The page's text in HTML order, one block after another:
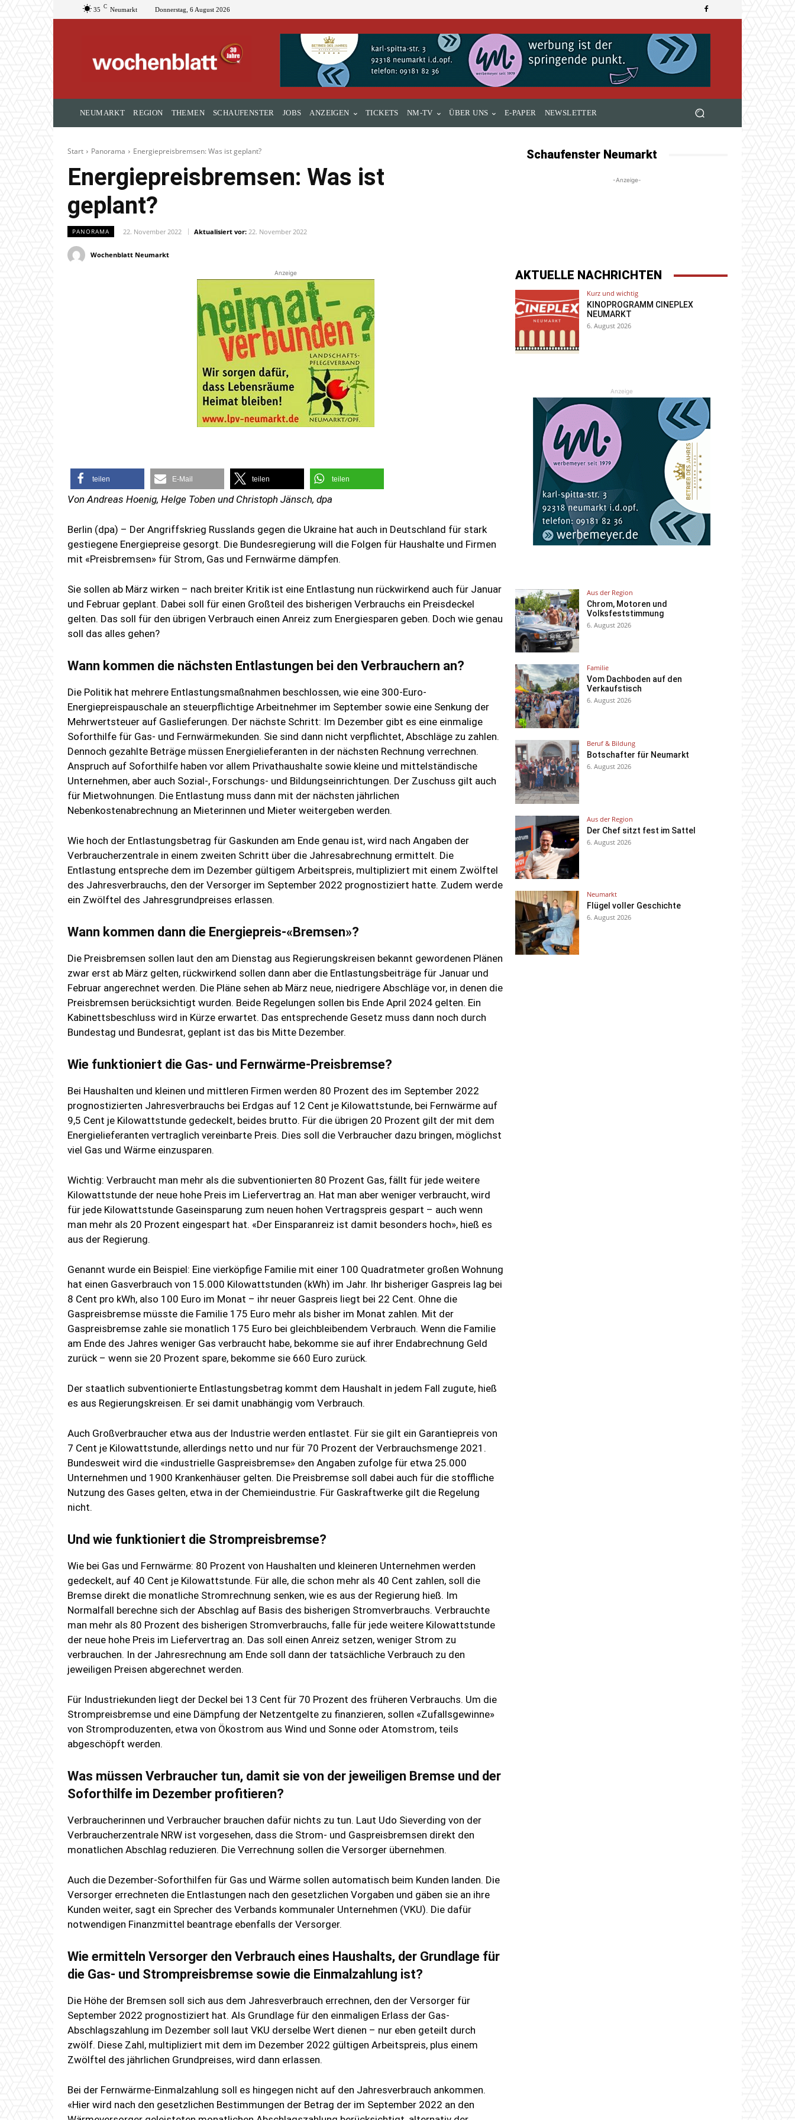
35 C Neumarkt Donnerstag, 6 August 2026
NEUMARKT REGION THEMEN SCHAUFENSTER JOBS ANZEIGEN TICKETS NM-TV ÜBER UNS E-PAPER NEWSLETTER
Start Panorama Energiepreisbremsen: Was ist geplant?
Energiepreisbremsen: Was ist
geplant?
PANORAMA 22. November 2022 Aktualisiert vor: 22. November 2022
Wochenblatt Neumarkt
Schaufenster Neumarkt
-Anzeige-
Anzeige
teilen E-Mail teilen teilen
Von Andreas Hoenig, Helge Toben und Christoph Jänsch, dpa
Berlin (dpa) – Der Angriffskrieg Russlands gegen die Ukraine hat auch in Deutschland für stark
gestiegene Energiepreise gesorgt. Die Bundesregierung will die Folgen für Haushalte und Firmen
mit «Preisbremsen» für Strom, Gas und Fernwärme dämpfen.
Sie sollen ab März wirken – nach breiter Kritik ist eine Entlastung nun rückwirkend auch für Januar
und Februar geplant. Dabei soll für einen Großteil des bisherigen Verbrauchs ein Preisdeckel
gelten. Das soll für den übrigen Verbrauch einen Anreiz zum Energiesparen geben. Doch wie genau
soll das alles gehen?
Wann kommen die nächsten Entlastungen bei den Verbrauchern an?
Die Politik hat mehrere Entlastungsmaßnahmen beschlossen, wie eine 300-Euro-
Energiepreispauschale an steuerpflichtige Arbeitnehmer im September sowie eine Senkung der
Mehrwertsteuer auf Gaslieferungen. Der nächste Schritt: Im Dezember gibt es eine einmalige
Soforthilfe für Gas- und Fernwärmekunden. Sie sind dann nicht verpflichtet, Abschläge zu zahlen.
Dennoch gezahlte Beträge müssen Energielieferanten in der nächsten Rechnung verrechnen.
Anspruch auf Soforthilfe haben vor allem Privathaushalte sowie kleine und mittelständische
Unternehmen, aber auch Sozial-, Forschungs- und Bildungseinrichtungen. Der Zuschuss gilt auch
für Mietwohnungen. Die Entlastung muss dann mit der nächsten jährlichen
Nebenkostenabrechnung an Mieterinnen und Mieter weitergeben werden.
Wie hoch der Entlastungsbetrag für Gaskunden am Ende genau ist, wird nach Angaben der
Verbraucherzentrale in einem zweiten Schritt über die Jahresabrechnung ermittelt. Die
Entlastung entspreche dem im Dezember gültigem Arbeitspreis, multipliziert mit einem Zwölftel
des Jahresverbrauchs, den der Versorger im September 2022 prognostiziert hatte. Zudem werde
ein Zwölftel des Jahresgrundpreises erlassen.
Wann kommen dann die Energiepreis-«Bremsen»?
Die Preisbremsen sollen laut den am Dienstag aus Regierungskreisen bekannt gewordenen Plänen
zwar erst ab März gelten, rückwirkend sollen dann aber die Entlastungsbeiträge für Januar und
Februar angerechnet werden. Die Pläne sehen ab März neue, niedrigere Abschläge vor, in denen die
Preisbremsen berücksichtigt wurden. Beide Regelungen sollen bis Ende April 2024 gelten. Ein
Kabinettsbeschluss wird in Kürze erwartet. Das entsprechende Gesetz muss dann noch durch
Bundestag und Bundesrat, geplant ist das bis Mitte Dezember.
Wie funktioniert die Gas- und Fernwärme-Preisbremse?
Bei Haushalten und kleinen und mittleren Firmen werden 80 Prozent des im September 2022
prognostizierten Jahresverbrauchs bei Erdgas auf 12 Cent je Kilowattstunde, bei Fernwärme auf
9,5 Cent je Kilowattstunde gedeckelt, beides brutto. Für die übrigen 20 Prozent gilt der mit dem
Energielieferanten vertraglich vereinbarte Preis. Dies soll die Verbraucher dazu bringen, möglichst
viel Gas und Wärme einzusparen.
Wichtig: Verbraucht man mehr als die subventionierten 80 Prozent Gas, fällt für jede weitere
Kilowattstunde der neue hohe Preis im Liefervertrag an. Hat man aber weniger verbraucht, wird
für jede Kilowattstunde Gaseinsparung zum neuen hohen Vertragspreis gespart – auch wenn
man mehr als 20 Prozent eingespart hat. «Der Einsparanreiz ist damit besonders hoch», hieß es
aus der Regierung.
Genannt wurde ein Beispiel: Eine vierköpfige Familie mit einer 100 Quadratmeter großen Wohnung
hat einen Gasverbrauch von 15.000 Kilowattstunden (kWh) im Jahr. Ihr bisheriger Gaspreis lag bei
8 Cent pro kWh, also 100 Euro im Monat – ihr neuer Gaspreis liegt bei 22 Cent. Ohne die
Gaspreisbremse müsste die Familie 175 Euro mehr als bisher im Monat zahlen. Mit der
Gaspreisbremse zahle sie monatlich 175 Euro bei gleichbleibendem Verbrauch. Wenn die Familie
am Ende des Jahres weniger Gas verbraucht habe, bekomme sie auf ihrer Endabrechnung Geld
zurück – wenn sie 20 Prozent spare, bekomme sie 660 Euro zurück.
Der staatlich subventionierte Entlastungsbetrag kommt dem Haushalt in jedem Fall zugute, hieß
es aus Regierungskreisen. Er sei damit unabhängig vom Verbrauch.
Auch Großverbraucher etwa aus der Industrie werden entlastet. Für sie gilt ein Garantiepreis von
7 Cent je Kilowattstunde, allerdings netto und nur für 70 Prozent der Verbrauchsmenge 2021.
Bundesweit wird die «industrielle Gaspreisbremse» den Angaben zufolge für etwa 25.000
Unternehmen und 1900 Krankenhäuser gelten. Die Preisbremse soll dabei auch für die stoffliche
Nutzung des Gases gelten, etwa in der Chemieindustrie. Für Gaskraftwerke gilt die Regelung
nicht.
Und wie funktioniert die Strompreisbremse?
Wie bei Gas und Fernwärme: 80 Prozent von Haushalten und kleineren Unternehmen werden
gedeckelt, auf 40 Cent je Kilowattstunde. Für alle, die schon mehr als 40 Cent zahlen, soll die
Bremse direkt die monatliche Stromrechnung senken, wie es aus der Regierung hieß. Im
Normalfall berechne sich der Abschlag auf Basis des bisherigen Stromverbrauchs. Verbrauchte
man mehr als 80 Prozent des bisherigen Stromverbrauchs, falle für jede weitere Kilowattstunde
der neue hohe Preis im Liefervertrag an. Das soll einen Anreiz setzen, weniger Strom zu
verbrauchen. In der Jahresrechnung am Ende soll dann der tatsächliche Verbrauch zu den
jeweiligen Preisen abgerechnet werden.
Für Industriekunden liegt der Deckel bei 13 Cent für 70 Prozent des früheren Verbrauchs. Um die
Strompreisbremse und eine Dämpfung der Netzentgelte zu finanzieren, sollen «Zufallsgewinne»
von Stromproduzenten, etwa von Ökostrom aus Wind und Sonne oder Atomstrom, teils
abgeschöpft werden.
Was müssen Verbraucher tun, damit sie von der jeweiligen Bremse und der
Soforthilfe im Dezember profitieren?
Verbraucherinnen und Verbraucher brauchen dafür nichts zu tun. Laut Udo Sieverding von der
Verbraucherzentrale NRW ist vorgesehen, dass die Strom- und Gaspreisbremsen direkt den
monatlichen Abschlag reduzieren. Die Verrechnung sollen die Versorger übernehmen.
Auch die Dezember-Soforthilfen für Gas und Wärme sollen automatisch beim Kunden landen. Die
Versorger errechneten die Entlastungen nach den gesetzlichen Vorgaben und gäben sie an ihre
Kunden weiter, sagt ein Sprecher des Verbands kommunaler Unternehmen (VKU). Die dafür
notwendigen Finanzmittel beantrage ebenfalls der Versorger.
Wie ermitteln Versorger den Verbrauch eines Haushalts, der Grundlage für
die Gas- und Strompreisbremse sowie die Einmalzahlung ist?
Die Höhe der Bremsen soll sich aus dem Jahresverbrauch errechnen, den der Versorger für
September 2022 prognostiziert hat. Als Grundlage für den einmaligen Erlass der Gas-
Abschlagszahlung im Dezember soll laut VKU derselbe Wert dienen – nur eben geteilt durch
zwölf. Diese Zahl, multipliziert mit dem im Dezember 2022 gültigen Arbeitspreis, plus einem
Zwölftel des jährlichen Grundpreises, wird dann erlassen.
Bei der Fernwärme-Einmalzahlung soll es hingegen nicht auf den Jahresverbrauch ankommen.
«Hier wird nach den gesetzlichen Bestimmungen der Betrag der im September 2022 an den
AKTUELLE NACHRICHTEN
Kurz und wichtig
KINOPROGRAMM CINEPLEX
NEUMARKT
6. August 2026
Anzeige
Aus der Region
Chrom, Motoren und
Volksfeststimmung
6. August 2026
Familie
Vom Dachboden auf den
Verkaufstisch
6. August 2026
Beruf & Bildung
Botschafter für Neumarkt
6. August 2026
Aus der Region
Der Chef sitzt fest im Sattel
6. August 2026
Neumarkt
Flügel voller Geschichte
6. August 2026